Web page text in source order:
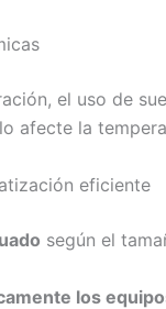
el uso de
afecte la
eficiente
según el
los